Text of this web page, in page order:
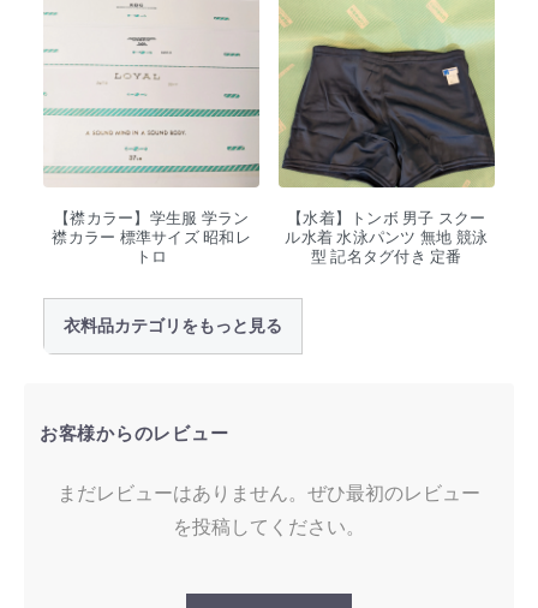
【襟カラー】学生服 学ラン
襟カラー 標準サイズ 昭和レ
トロ
【水着】トンボ 男子 スクー
ル水着 水泳パンツ 無地 競泳
型 記名タグ付き 定番
衣料品カテゴリをもっと見る
お客様からのレビュー
まだレビューはありません。ぜひ最初のレビュー
を投稿してください。